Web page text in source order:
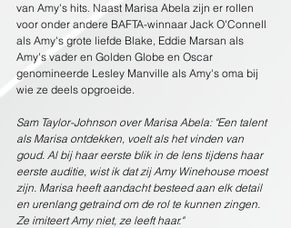
van Amy's hits. Naast Marisa Abela zijn er rollen
voor onder andere BAFTA-winnaar Jack O'Connell
als Amy's grote liefde Blake, Eddie Marsan als
Amy's vader en Golden Globe en Oscar
genomineerde Lesley Manville als Amy's oma bij
wie ze deels opgroeide.
Sam Taylor-Johnson over Marisa Abela: "Een talent
als Marisa ontdekken, voelt als het vinden van
goud. Al bij haar eerste blik in de lens tijdens haar
eerste auditie, wist ik dat zij Amy Winehouse moest
zijn. Marisa heeft aandacht besteed aan elk detail
en urenlang getraind om de rol te kunnen zingen.
Ze imiteert Amy niet, ze leeft haar."